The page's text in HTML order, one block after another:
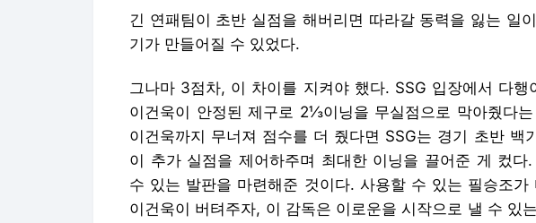
긴 연패팀이 초반 실점을 해버리면 따라갈 동력을 잃는 일
기가 만들어질 수 있었다.
그나마 3점차, 이 차이를 지켜야 했다. SSG 입장에서 다
이건욱이 안정된 제구로 2⅓이닝을 무실점으로 막아줬다
이건욱까지 무너져 점수를 더 줬다면 SSG는 경기 초반 백
이 추가 실점을 제어하주며 최대한 이닝을 끌어준 게 컸다
수 있는 발판을 마련해준 것이다. 사용할 수 있는 필승조
이건욱이 버텨주자, 이 감독은 이로운을 시작으로 낼 수 있